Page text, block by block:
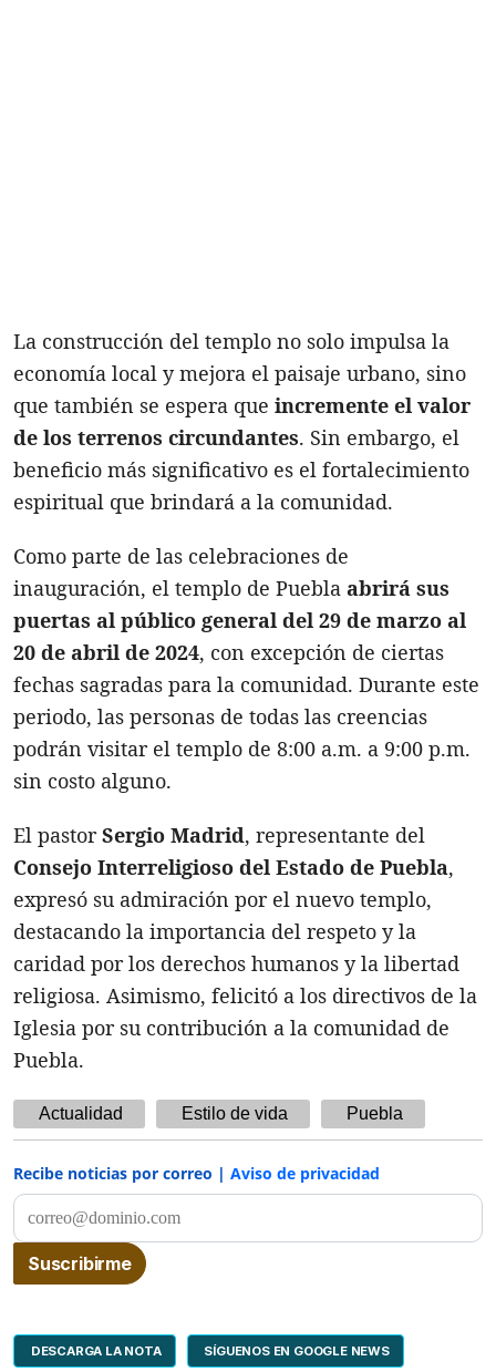
La construcción del templo no solo impulsa la
economía local y mejora el paisaje urbano, sino
que también se espera que incremente el valor
de los terrenos circundantes. Sin embargo, el
beneficio más significativo es el fortalecimiento
espiritual que brindará a la comunidad.
Como parte de las celebraciones de
inauguración, el templo de Puebla abrirá sus
puertas al público general del 29 de marzo al
20 de abril de 2024, con excepción de ciertas
fechas sagradas para la comunidad. Durante este
periodo, las personas de todas las creencias
podrán visitar el templo de 8:00 a.m. a 9:00 p.m.
sin costo alguno.
El pastorSergio Madrid, representante del
Consejo Interreligioso del Estado de Puebla,
expresó su admiración por el nuevo templo,
destacando la importancia del respeto y la
caridad por los derechos humanos y la libertad
religiosa. Asimismo, felicitó a los directivos de la
Iglesia por su contribución a la comunidad de
Puebla.
Actualidad Estilo de vida Puebla
Recibe noticias por correo | Aviso de privacidad
DESCARGA LA NOTA SÍGUENOS EN GOOGLE NEWS